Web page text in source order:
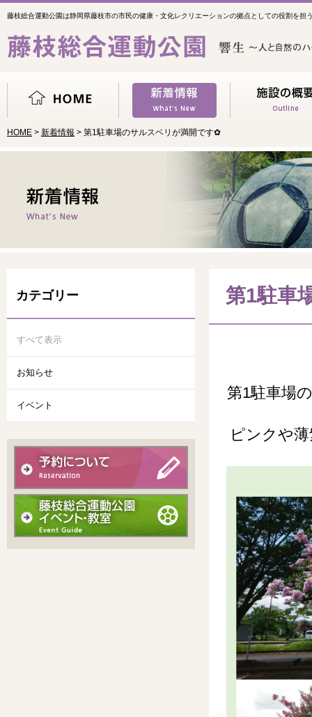
藤枝総合運動公園は静岡県藤枝市の市民の健康・文化レクリエーションの拠点としての役割を担
HOME > 新着情報 > 第1駐車場のサルスベリが満開です✿
第1駐車
第1駐車場
ピンクや
カテゴリー
すべて表示
お知らせ
イベント